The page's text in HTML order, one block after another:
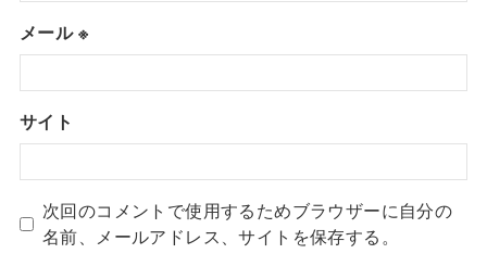
メール※
サイト
次回のコメントで使用するためブラウザーに自分の
名前、メールアドレス、サイトを保存する。